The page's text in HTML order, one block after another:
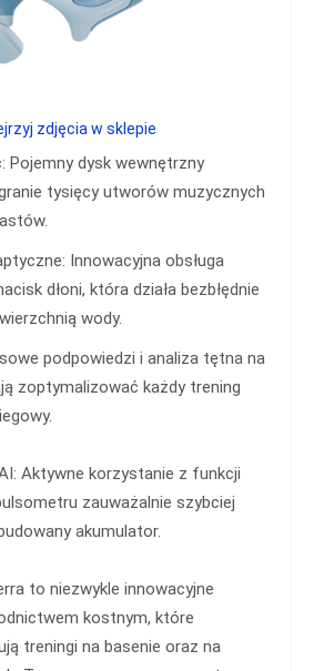
Pojemny dysk wewnętrzny
tysięcy utworów muzycznych
Innowacyjna obsługa
dłoni, która działa bezbłędnie
wody.
podpowiedzi i analiza tętna na
zoptymalizować każdy trening
Aktywne korzystanie z funkcji
zauważalnie szybciej
akumulator.
to niezwykle innowacyjne
kostnym, które
treningi na basenie oraz na
zdjęcia w sklepie